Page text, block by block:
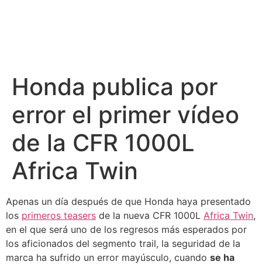
Honda publica por
error el primer vídeo
de la CFR 1000L
Africa Twin
Apenas un día después de que Honda haya presentado
los primeros teasers de la nueva CFR 1000L Africa Twin,
en el que será uno de los regresos más esperados por
los aficionados del segmento trail, la seguridad de la
marca ha sufrido un error mayúsculo, cuando se ha